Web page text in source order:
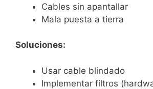
Cables sin apantallar
Mala puesta a tierra
Soluciones:
Usar cable blindado
Implementar filtros